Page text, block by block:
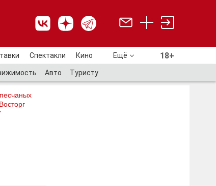
Спектакли Кино Ещё 18+
Авто Туристу